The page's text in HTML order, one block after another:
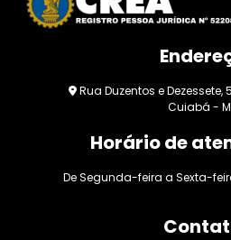
Rua Duzentos e Dezessete,
Cuiabá -
Horário de
De Segunda-feira a Sexta-